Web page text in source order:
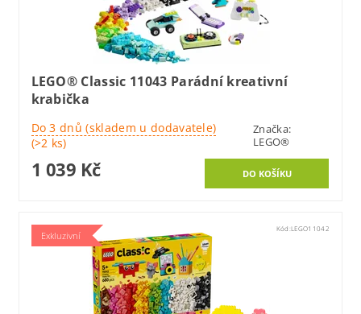
LEGO® Classic 11043 Parádní kreativní
krabička
Do 3 dnů (skladem u dodavatele)
(>2 ks)
Značka:
LEGO®
1 039 Kč
Exkluzivní
Kód:LEGO11042